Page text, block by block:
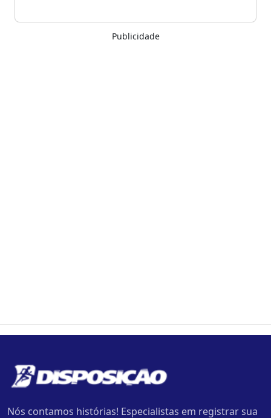
Publicidade
Nós contamos histórias! Especialistas em registrar sua